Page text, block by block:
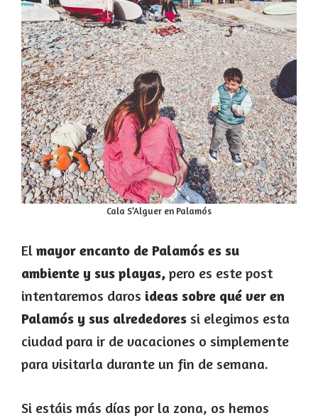
Cala S’Alguer en Palamós
El mayor encanto de Palamós es su
ambiente y sus playas, pero es este post
intentaremos daros ideas sobre qué ver en
Palamós y sus alrededores si elegimos esta
ciudad para ir de vacaciones o simplemente
para visitarla durante un fin de semana.
Si estáis más días por la zona, os hemos